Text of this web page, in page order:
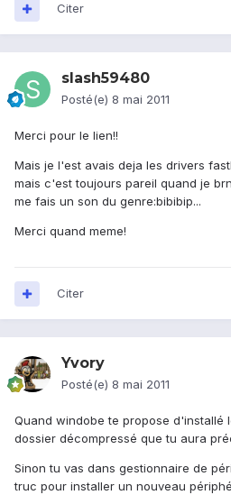
Citer
slash59480
Posté(e) 8 mai 2011
Merci pour le lien!!
Mais je l'est avais deja les drivers
mais c'est toujours pareil quand je
me fais un son du genre:bibibip...
Merci quand meme!
Citer
Yvory
Posté(e) 8 mai 2011
Quand windobe te propose d'installé
dossier décompressé que tu aura
Sinon tu vas dans gestionnaire de
truc pour installer un nouveau